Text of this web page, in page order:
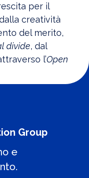
per il
creatività
del merito,
divide, dal
l’Open
Group
e